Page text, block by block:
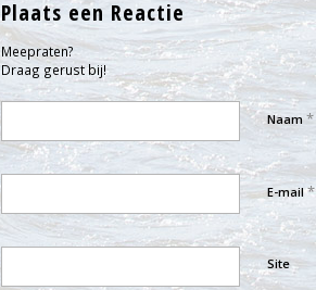
Plaats een Reactie
Meepraten?
Draag gerust bij!
Naam *
E-mail*
Site